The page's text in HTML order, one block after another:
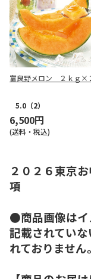
富良野メロン ２ｋｇ×
5.0 （2）
6,500円
(送料・税込)
２０２６東京
項
●商品画像はイ
記載されてい
れておりませ